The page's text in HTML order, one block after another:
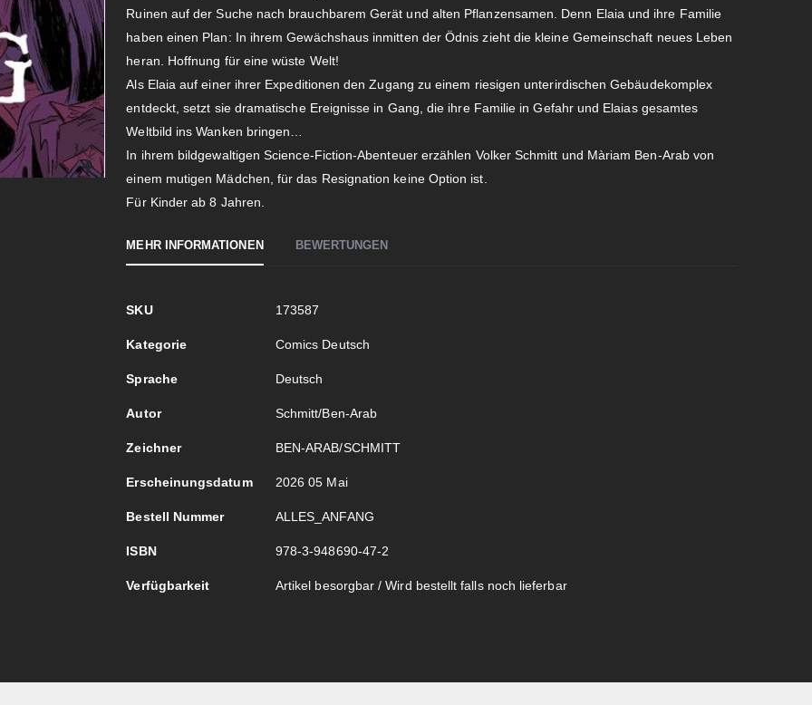
Ruinen auf der Suche nach brauchbarem Gerät und alten Pflanzensamen. Denn Elaia und ihre Familie
haben einen Plan: In ihrem Gewächshaus inmitten der Ödnis zieht die kleine Gemeinschaft neues Leben
heran. Hoffnung für eine wüste Welt!
Als Elaia auf einer ihrer Expeditionen den Zugang zu einem riesigen unterirdischen Gebäudekomplex
entdeckt, setzt sie dramatische Ereignisse in Gang, die ihre Familie in Gefahr und Elaias gesamtes
Weltbild ins Wanken bringen…
In ihrem bildgewaltigen Science-Fiction-Abenteuer erzählen Volker Schmitt und Màriam Ben-Arab von
einem mutigen Mädchen, für das Resignation keine Option ist.
Für Kinder ab 8 Jahren.
MEHR INFORMATIONEN
Mehr
SKU 173587
Kategorie Comics Deutsch
Sprache Deutsch
Autor Schmitt/Ben-Arab
Zeichner BEN-ARAB/SCHMITT
Erscheinungsdatum 2026 05 Mai
Bestell Nummer ALLES_ANFANG
ISBN 978-3-948690-47-2
Verfügbarkeit Artikel besorgbar / Wird bestellt falls noch lieferbar
BEWERTUNGEN